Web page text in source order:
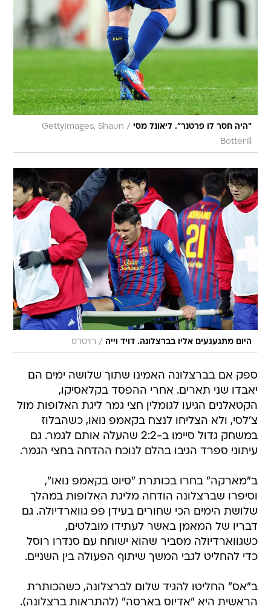
"היה חסר לו פרטנר". ליאונל מסי /
GettyImages, Shaun
Botterill
היום מתגעגעים אליו בברצלונה. דויד וייה / רויטרס
ספק אם בברצלונה האמינו שתוך שלושה ימים הם
יאבדו שני תארים. אחרי ההפסד בקלאסיקו,
הקטאלנים הגיעו לגומלין חצי גמר ליגת האלופות מול
צ'לסי, ולא הצליחו לנצח בקאמפ נואו, כשהבלוז
במשחק גדול סיימו ב-2:2 שהעלה אותם לגמר. גם
עיתוני ספרד הגיבו בהלם לנוכח ההדחה בחצי הגמר.
ב"מארקה" בחרו בכותרת "סיוט בקאמפ נואו",
וסיפרו שברצלונה הודחה מליגת האלופות במהלך
שלושת הימים הכי שחורים בעידן פפ גווארדיולה. גם
דבריו של המאמן באשר לעתידו מובלטים,
כשגווארדיולה מסביר שהוא ישוחח עם סנדרו רוסל
כדי להחליט לגבי המשך שיתוף הפעולה בין השניים.
ב"אס" החליטו להגיד שלום לברצלונה, כשהכותרת
הראשית היא "אדיוס בארסה" (להתראות ברצלונה).